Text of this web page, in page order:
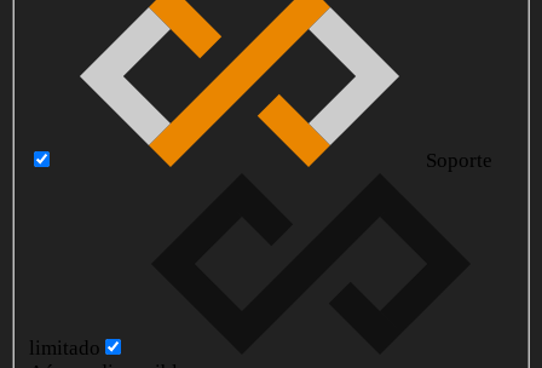
Soporte
limitado